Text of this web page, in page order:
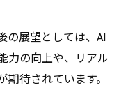
の展望としては、AI
力の向上や、リアル
待されています。